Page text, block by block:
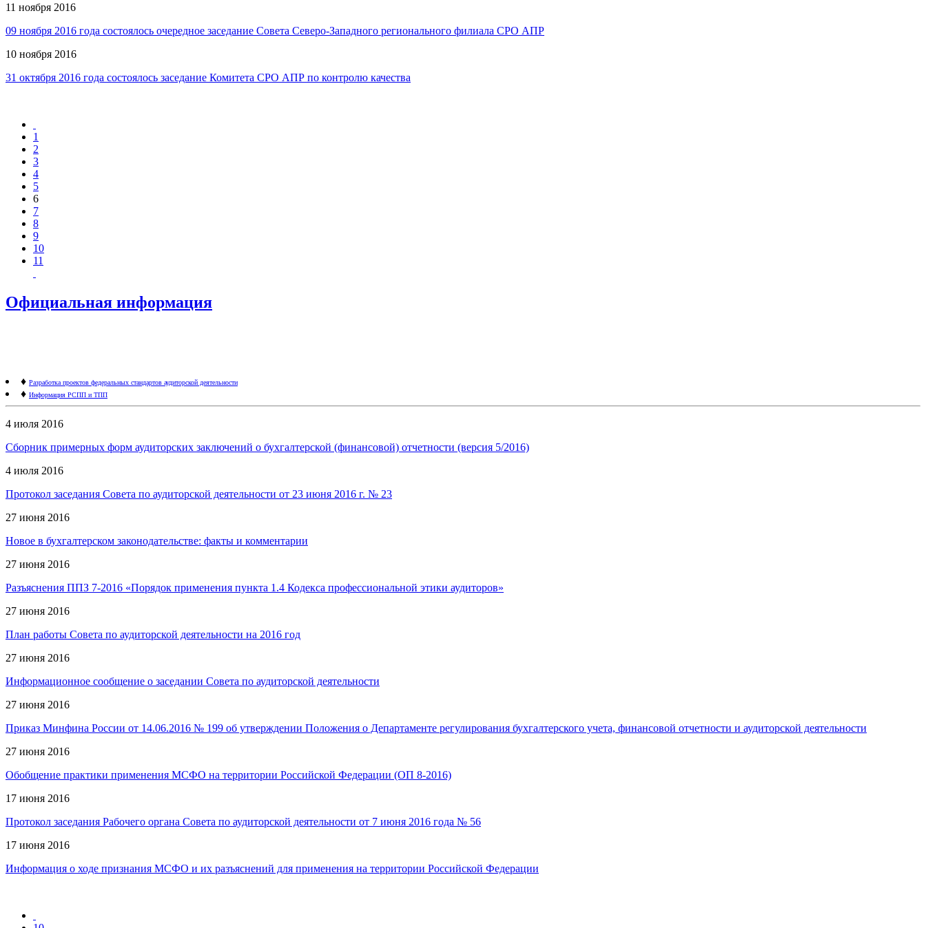
11 ноября 2016
09 ноября 2016 года состоялось очередное заседание Совета Северо-Западного регионального филиала СРО АПР
10 ноября 2016
31 октября 2016 года состоялось заседание Комитета СРО АПР по контролю качества
1
2
3
4
5
6
7
8
9
10
11
Официальная информация
♦ Разработка проектов федеральных стандартов аудиторской деятельности
♦ Информация РСПП и ТПП
4 июля 2016
Сборник примерных форм аудиторских заключений о бухгалтерской (финансовой) отчетности (версия 5/2016)
4 июля 2016
Протокол заседания Совета по аудиторской деятельности от 23 июня 2016 г. № 23
27 июня 2016
Новое в бухгалтерском законодательстве: факты и комментарии
27 июня 2016
Разъяснения ППЗ 7-2016 «Порядок применения пункта 1.4 Кодекса профессиональной этики аудиторов»
27 июня 2016
План работы Совета по аудиторской деятельности на 2016 год
27 июня 2016
Информационное сообщение о заседании Совета по аудиторской деятельности
27 июня 2016
Приказ Минфина России от 14.06.2016 № 199 об утверждении Положения о Департаменте регулирования бухгалтерского учета, финансовой отчетности и аудиторской деятельности
27 июня 2016
Обобщение практики применения МСФО на территории Российской Федерации (ОП 8-2016)
17 июня 2016
Протокол заседания Рабочего органа Совета по аудиторской деятельности от 7 июня 2016 года № 56
17 июня 2016
Информация о ходе признания МСФО и их разъяснений для применения на территории Российской Федерации